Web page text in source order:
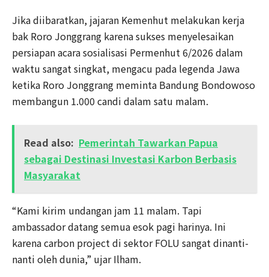
Jika diibaratkan, jajaran Kemenhut melakukan kerja
bak Roro Jonggrang karena sukses menyelesaikan
persiapan acara sosialisasi Permenhut 6/2026 dalam
waktu sangat singkat, mengacu pada legenda Jawa
ketika Roro Jonggrang meminta Bandung Bondowoso
membangun 1.000 candi dalam satu malam.
Read also: Pemerintah Tawarkan Papua
sebagai Destinasi Investasi Karbon Berbasis
Masyarakat
“Kami kirim undangan jam 11 malam. Tapi
ambassador datang semua esok pagi harinya. Ini
karena carbon project di sektor FOLU sangat dinanti-
nanti oleh dunia,” ujar Ilham.